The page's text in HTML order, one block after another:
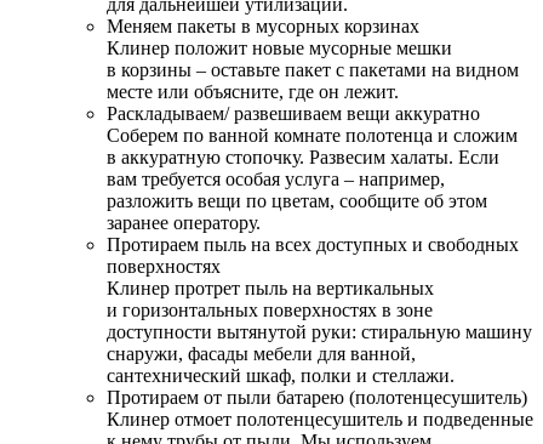
для дальнейшей утилизации.
Меняем пакеты в мусорных корзинах
Клинер положит новые мусорные мешки
в корзины – оставьте пакет с пакетами на видном
месте или объясните, где он лежит.
Раскладываем/ развешиваем вещи аккуратно
Соберем по ванной комнате полотенца и сложим
в аккуратную стопочку. Развесим халаты. Если
вам требуется особая услуга – например,
разложить вещи по цветам, сообщите об этом
заранее оператору.
Протираем пыль на всех доступных и свободных
поверхностях
Клинер протрет пыль на вертикальных
и горизонтальных поверхностях в зоне
доступности вытянутой руки: стиральную машину
снаружи, фасады мебели для ванной,
сантехнический шкаф, полки и стеллажи.
Протираем от пыли батарею (полотенцесушитель)
Клинер отмоет полотенцесушитель и подведенные